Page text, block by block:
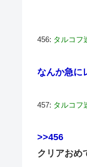
456: タルコフ
なんか急に
457: タルコフ
>>456
クリアおめ